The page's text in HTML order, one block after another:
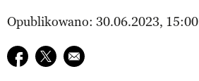
Opublikowano: 30.06.2023, 15:00
Udostępnij na facebook
Udostępnij na twitter
E-mail do przyjaciela